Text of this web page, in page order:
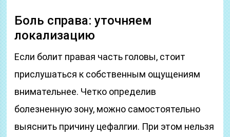
Боль справа: уточняем
локализацию
Если болит правая часть головы, стоит
прислушаться к собственным ощущениям
внимательнее. Четко определив
болезненную зону, можно самостоятельно
выяснить причину цефалгии. При этом нельзя